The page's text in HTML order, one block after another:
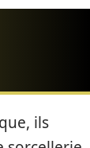
ils